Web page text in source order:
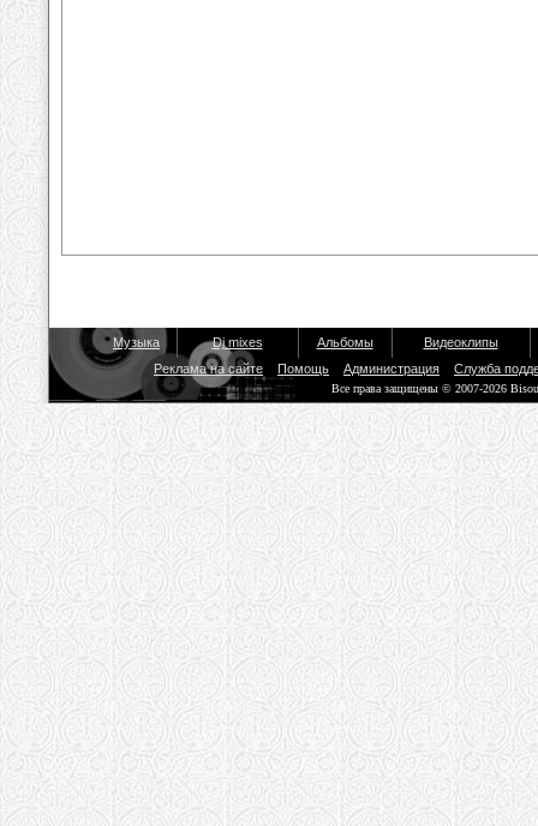
Музыка Dj mixes Альбомы
Видеоклипы
Реклама на сайте
Помощь Администрация Служба
Все права защищены © 2007-2026